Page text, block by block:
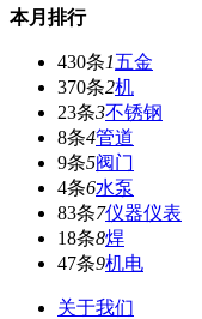
本月排行
430条1五金
370条2机
23条3不锈钢
8条4管道
9条5阀门
4条6水泵
83条7仪器仪表
18条8焊
47条9机电
关于我们